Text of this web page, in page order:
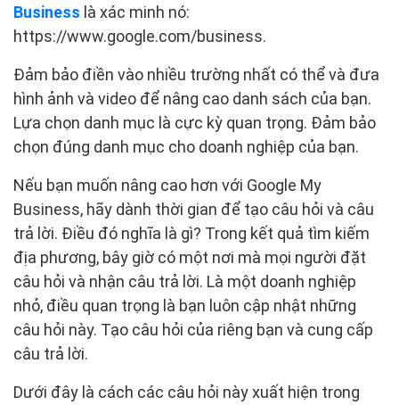
Business là xác minh nó:
https://www.google.com/business.
Đảm bảo điền vào nhiều trường nhất có thể và đưa
hình ảnh và video để nâng cao danh sách của bạn.
Lựa chọn danh mục là cực kỳ quan trọng. Đảm bảo
chọn đúng danh mục cho doanh nghiệp của bạn.
Nếu bạn muốn nâng cao hơn với Google My
Business, hãy dành thời gian để tạo câu hỏi và câu
trả lời. Điều đó nghĩa là gì? Trong kết quả tìm kiếm
địa phương, bây giờ có một nơi mà mọi người đặt
câu hỏi và nhận câu trả lời. Là một doanh nghiệp
nhỏ, điều quan trọng là bạn luôn cập nhật những
câu hỏi này. Tạo câu hỏi của riêng bạn và cung cấp
câu trả lời.
Dưới đây là cách các câu hỏi này xuất hiện trong